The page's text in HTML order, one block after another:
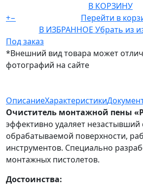
В КОРЗИНУ
+−
Перейти в
В ИЗБРАННОЕ Убрать из
Под заказ
*Внешний вид товара может
фотографий на сайте
ОписаниеХарактеристики
Очиститель монтажной пены
эффективно удаляет незастывший
обрабатываемой поверхности,
инструментов. Специально
монтажных пистолетов.
Достоинства: